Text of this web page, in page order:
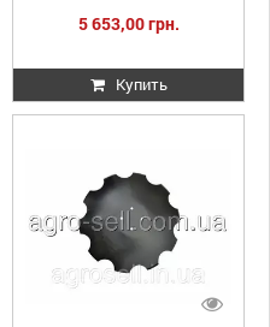
5 653,00 грн.
Купить